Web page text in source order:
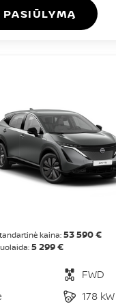
kaina: 53 590 €
5 299 €
FWD
178 kW